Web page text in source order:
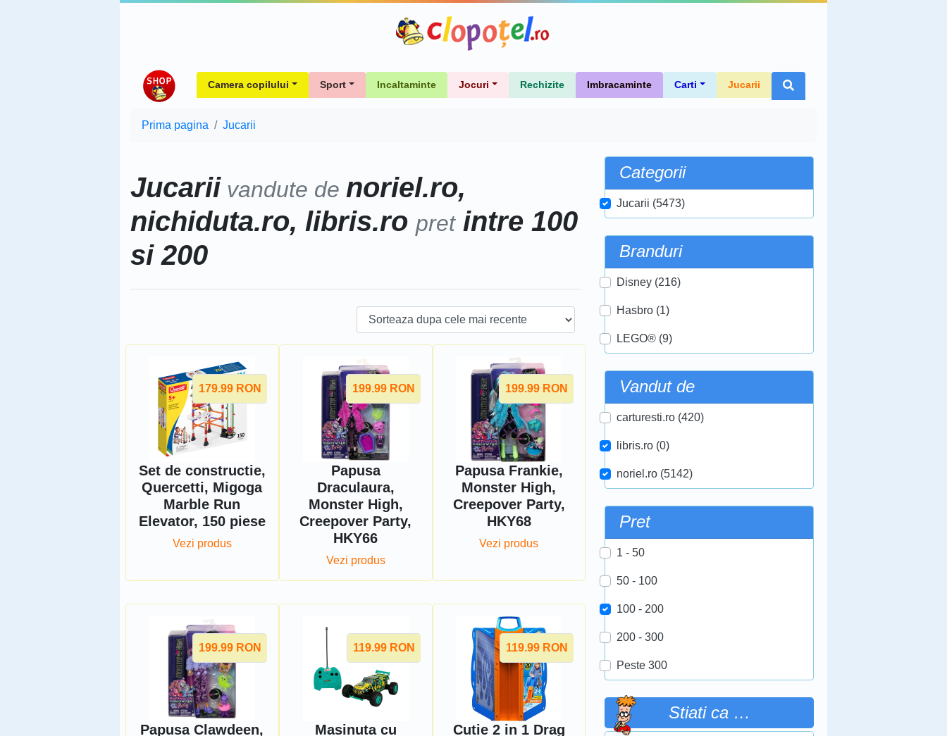
Camera copilului Sport Incaltaminte Jocuri Rechizite Imbracaminte Carti Jucarii
Prima pagina Jucarii
Jucarii vandute de noriel.ro,
nichiduta.ro, libris.ro pretintre 100
si 200
179.99 RON
Set de constructie,
Quercetti, Migoga
Marble Run
Elevator, 150 piese
Vezi produs
199.99 RON
Papusa
Draculaura,
Monster High,
Creepover Party,
HKY66
Vezi produs
199.99 RON
Papusa Frankie,
Monster High,
Creepover Party,
HKY68
Vezi produs
199.99 RON
Papusa Clawdeen,
119.99 RON
Masinuta cu
119.99 RON
Cutie 2 in 1 Drag
Categorii
Jucarii (5473)
Branduri
Disney (216)
Hasbro (1)
LEGO® (9)
Vandut de
carturesti.ro (420)
libris.ro (0)
noriel.ro (5142)
Pret
1 - 50
50 - 100
100 - 200
200 - 300
Peste 300
Stiati ca …